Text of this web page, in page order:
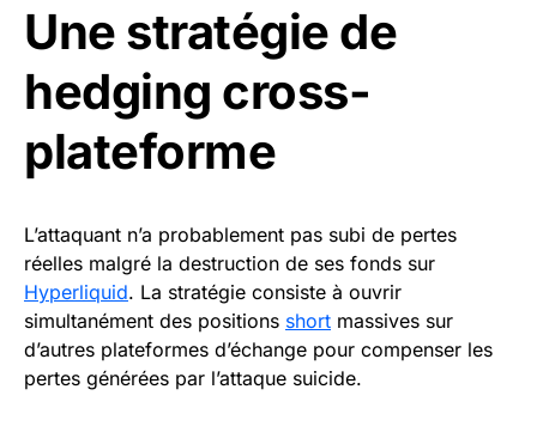
Une stratégie de
hedging cross-
plateforme
L’attaquant n’a probablement pas subi de pertes
réelles malgré la destruction de ses fonds sur
Hyperliquid. La stratégie consiste à ouvrir
simultanément des positions short massives sur
d’autres plateformes d’échange pour compenser les
pertes générées par l’attaque suicide.